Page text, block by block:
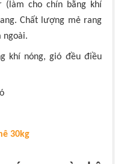
(làm cho chín bằng khí
Chất lượng mẻ rang
ngoài.
khí nóng, gió đều điều
30kg